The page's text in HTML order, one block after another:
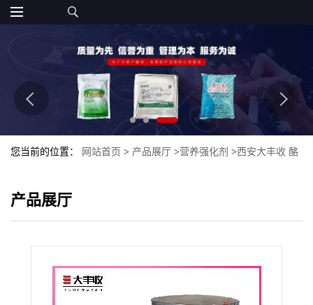
您当前的位置： 网站首页 > 产品展厅 >营养强化剂 >西安大丰收 酪
产品展厅